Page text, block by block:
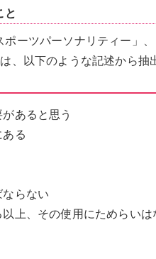
と
ーツパーソナリティー」
、以下のような記述から抽
あると思う
る
ならない
上、その使用にためらいは